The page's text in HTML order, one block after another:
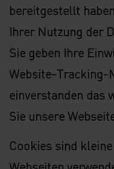
bereitgestellt
Ihrer Nutzung der
Sie geben Ihre
Website-Tracking-
einverstanden das
Sie unsere
Cookies sind